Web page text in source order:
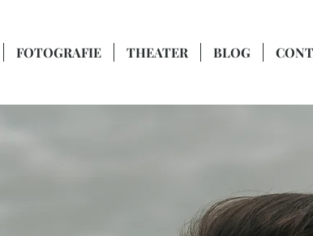
FOTOGRAFIE THEATER BLOG